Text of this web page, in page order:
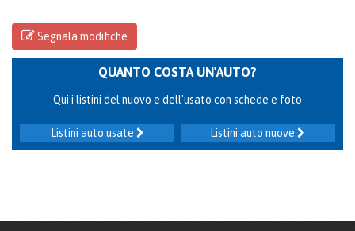
Segnala modifiche
QUANTO COSTA UN'AUTO?
Qui i listini del nuovo e dell'usato con schede e foto
Listini auto nuove
Listini auto usate